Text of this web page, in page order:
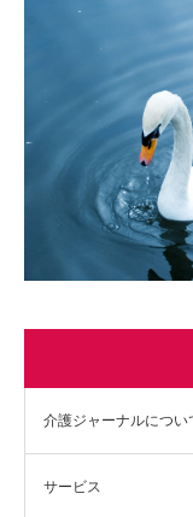
介護ジャーナルについ
サービス